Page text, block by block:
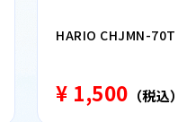
HARIO CHJMN-
¥ 1,500 （税込）